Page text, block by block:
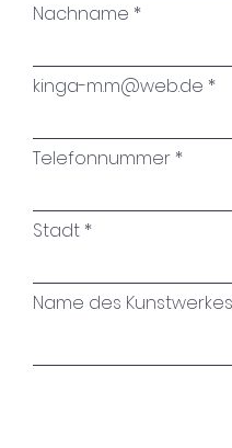
Nachname
kinga-m.m@web.de
Telefonnummer
Stadt
Name des Kunstwerkes